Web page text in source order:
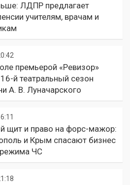
ЛДПР предлагает
учителям, врачам и
премьерой «Ревизор»
й театральный сезон
А. В. Луначарского
щит и право на форс-мажор:
и Крым спасают бизнес
режима ЧС